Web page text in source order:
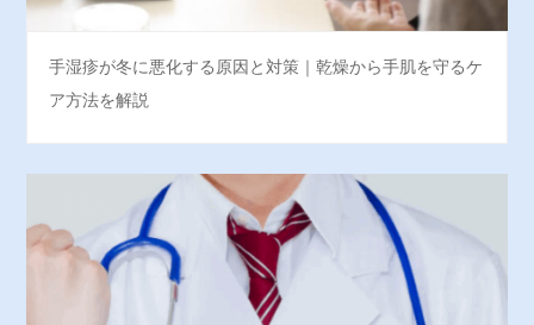
手湿疹が冬に悪化する原因と対策｜乾燥から手肌を守るケ
ア方法を解説